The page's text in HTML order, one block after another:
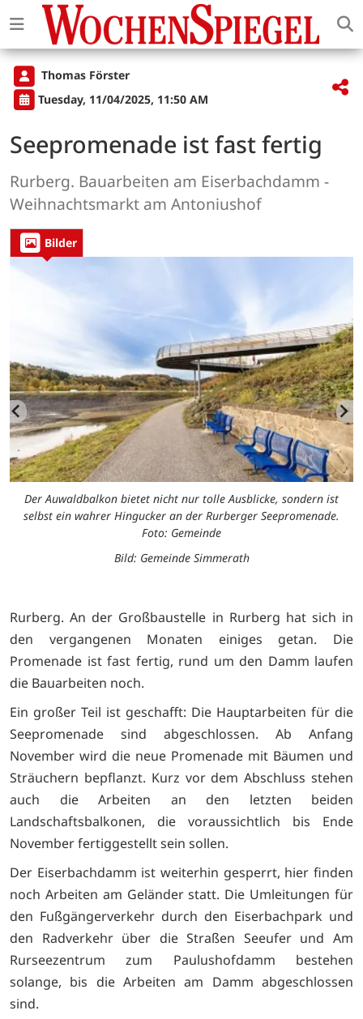
Thomas Förster
Tuesday, 11/04/2025, 11:50 AM
Seepromenade ist fast fertig
Rurberg. Bauarbeiten am Eiserbachdamm -
Weihnachtsmarkt am Antoniushof
Bilder
Der Auwaldbalkon bietet nicht nur tolle Ausblicke, sondern ist
selbst ein wahrer Hingucker an der Rurberger Seepromenade.
Foto: Gemeinde
Bild: Gemeinde Simmerath
Rurberg. An der Großbaustelle in Rurberg hat sich in
den vergangenen Monaten einiges getan. Die
Promenade ist fast fertig, rund um den Damm laufen
die Bauarbeiten noch.
Ein großer Teil ist geschafft: Die Hauptarbeiten für die
Seepromenade sind abgeschlossen. Ab Anfang
November wird die neue Promenade mit Bäumen und
Sträuchern bepflanzt. Kurz vor dem Abschluss stehen
auch die Arbeiten an den letzten beiden
Landschaftsbalkonen, die voraussichtlich bis Ende
November fertiggestellt sein sollen.
Der Eiserbachdamm ist weiterhin gesperrt, hier finden
noch Arbeiten am Geländer statt. Die Umleitungen für
den Fußgängerverkehr durch den Eiserbachpark und
den Radverkehr über die Straßen Seeufer und Am
Rurseezentrum zum Paulushofdamm bestehen
solange, bis die Arbeiten am Damm abgeschlossen
sind.